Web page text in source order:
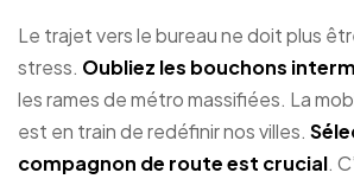
Le trajet vers le bureau ne doit plus
stress. Oubliez les bouchons
les rames de métro massifiées. La
est en train de redéfinir nos villes.
compagnon de route est crucial.